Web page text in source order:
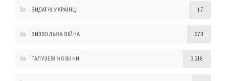
ВИДАТНІ УКРАЇНЦІ 17
ВИЗВОЛЬНА ВІЙНА 673
ГАЛУЗЕВІ НОВИНИ 3 218